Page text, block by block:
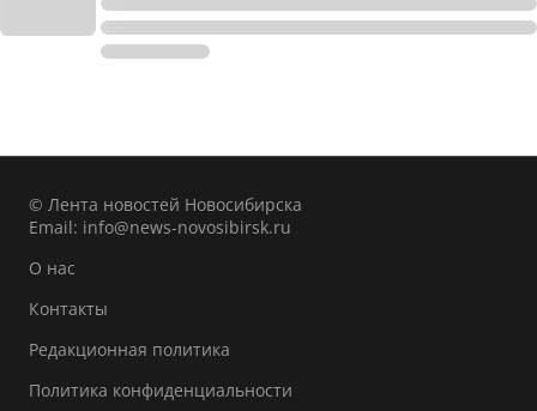
© Лента новостей Новосибирска
Email: info@news-novosibirsk.ru
О нас
Контакты
Редакционная политика
Политика конфиденциальности